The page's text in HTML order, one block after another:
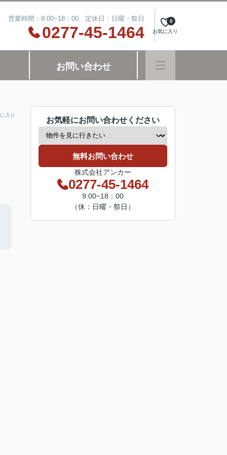
営業時間：9:00~18：00 定休日：日曜・祭日
0277-45-1464 お気に入り
0
お問い合わせ
入り
お気軽にお問い合わせください
無料お問い合わせ
株式会社アンカー
0277-45-1464
9:00~18：00
（休：日曜・祭日）